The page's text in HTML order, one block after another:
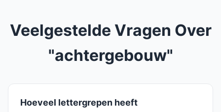
Veelgestelde Vragen Over
"achtergebouw"
Hoeveel lettergrepen heeft